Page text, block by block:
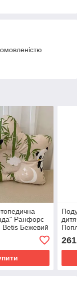
Ранфорс
Betis Бежевий
261